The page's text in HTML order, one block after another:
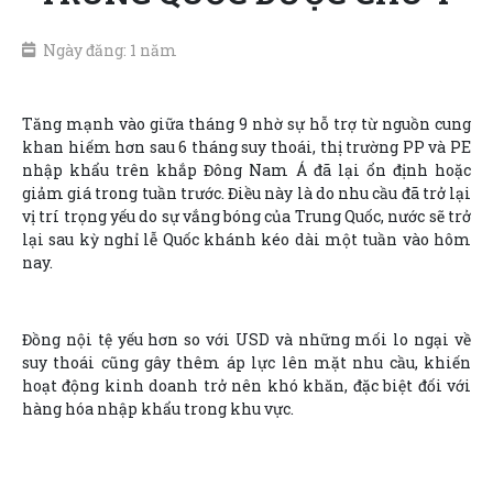
Ngày đăng: 1 năm
Tăng mạnh vào giữa tháng 9 nhờ sự hỗ trợ từ nguồn cung
khan hiếm hơn sau 6 tháng suy thoái, thị trường PP và PE
nhập khẩu trên khắp Đông Nam Á đã lại ổn định hoặc
giảm giá trong tuần trước. Điều này là do nhu cầu đã trở lại
vị trí trọng yếu do sự vắng bóng của Trung Quốc, nước sẽ trở
lại sau kỳ nghỉ lễ Quốc khánh kéo dài một tuần vào hôm
nay.
Đồng nội tệ yếu hơn so với USD và những mối lo ngại về
suy thoái cũng gây thêm áp lực lên mặt nhu cầu, khiến
hoạt động kinh doanh trở nên khó khăn, đặc biệt đối với
hàng hóa nhập khẩu trong khu vực.